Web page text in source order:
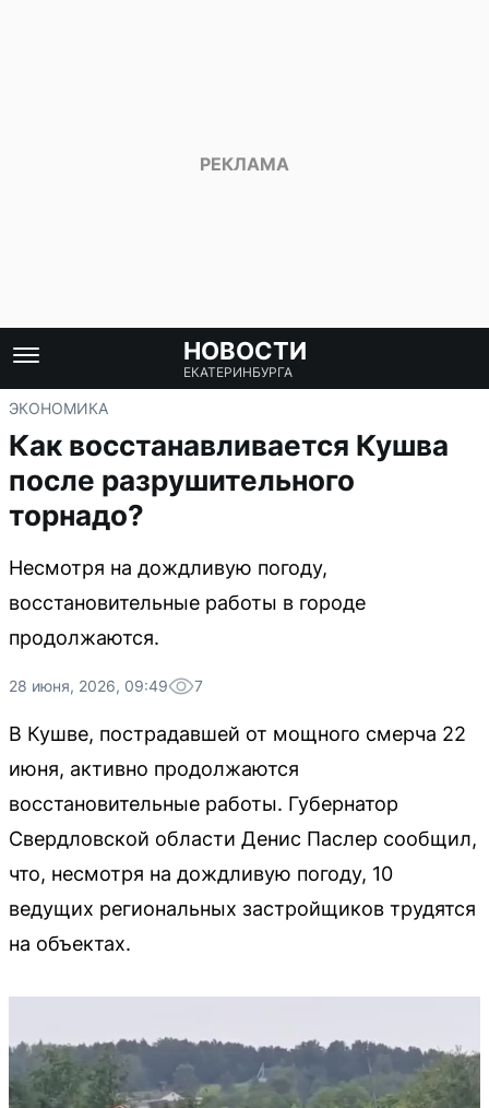
НОВОСТИ
ЕКАТЕРИНБУРГА
ЭКОНОМИКА
Как восстанавливается Кушва
после разрушительного
торнадо?
Несмотря на дождливую погоду,
восстановительные работы в городе
продолжаются.
28 июня, 2026, 09:49 7
В Кушве, пострадавшей от мощного смерча 22
июня, активно продолжаются
восстановительные работы. Губернатор
Свердловской области Денис Паслер сообщил,
что, несмотря на дождливую погоду, 10
ведущих региональных застройщиков трудятся
на объектах.